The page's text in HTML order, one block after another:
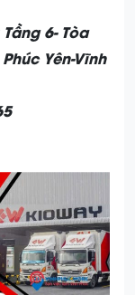
6- Tòa
Yên-Vĩnh